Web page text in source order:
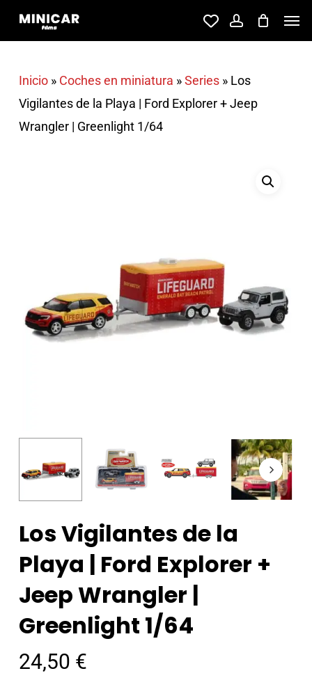
Skip
content
account
Inicio» Coches en miniatura »Series» Los
Vigilantes de la Playa | Ford Explorer + Jeep
Wrangler | Greenlight 1/64
Los Vigilantes de la
Playa | Ford Explorer +
Jeep Wrangler |
Greenlight 1/64
24,50 €